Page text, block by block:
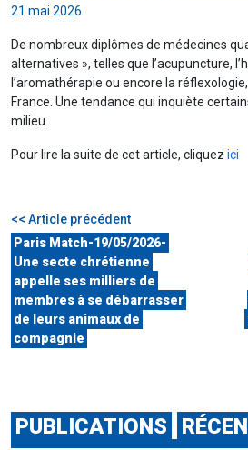
21 mai 2026
De nombreux diplômes de médecines
alternatives », telles que l’acupuncture,
l’aromathérapie ou encore la
France. Une tendance qui inquiète
milieu.
Pour lire la suite de cet article, cliquez ici
<< Article précédent
Paris Match-19/05/2026-
Une secte chrétienne
appelle ses milliers de
membres à se débarrasser
de leurs animaux de
compagnie
PUBLICATIONS